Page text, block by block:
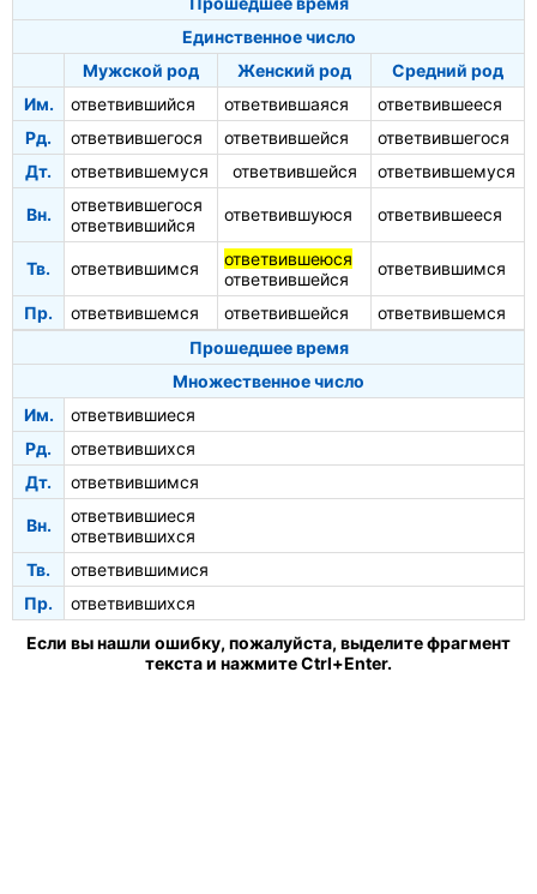
Единственное число
Мужской род
Женский род
Средний род
Им.
ответвившийся ответвившаяся
ответвившееся
Рд.
ответвившегося ответвившейся
ответвившегося
Дт.
ответвившемуся ответвившейся ответвившемуся
Вн.
ответвившегося
ответвившийся
ответвившуюся ответвившееся
Тв. ответвившимся
ответвившеюся
ответвившейся
ответвившимся
Пр. ответвившемся ответвившейся
ответвившемся
Прошедшее время
Множественное число
Им.
ответвившиеся
Рд.
ответвившихся
Дт.
ответвившимся
Вн.
ответвившиеся
ответвившихся
Тв.
ответвившимися
Пр.
ответвившихся
Если вы нашли ошибку, пожалуйста, выделите фрагмент
текста и нажмите Ctrl+Enter.